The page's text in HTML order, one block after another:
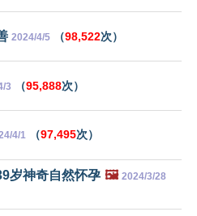
2024/4/5 （98,522次）
3 （95,888次）
4/1 （97,495次）
岁神奇自然怀孕 🖼️ 2024/3/28